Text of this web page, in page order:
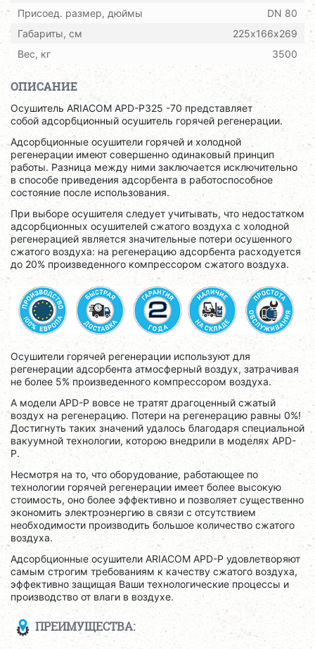
Присоед. размер, дюймы
DN 80
Габариты, см
225х166х269
Вес, кг
3500
ОПИСАНИЕ
Осушитель ARIACOM APD-P325 -70 представляет
собой адсорбционный осушитель горячей регенерации.
Адсорбционные осушители горячей и холодной
регенерации имеют совершенно одинаковый принцип
работы. Разница между ними заключается исключительно
в способе приведения адсорбента в работоспособное
состояние после использования.
При выборе осушителя следует учитывать, что недостатком
адсорбционных осушителей сжатого воздуха с холодной
регенерацией является значительные потери осушенного
сжатого воздуха: на регенерацию адсорбента расходуется
до 20% произведенного компрессором сжатого воздуха.
Осушители горячей регенерации используют для
регенерации адсорбента атмосферный воздух, затрачивая
не более 5% произведенного компрессором воздуха.
А модели APD-P вовсе не тратят драгоценный сжатый
воздух на регенерацию. Потери на регенерацию равны 0%!
Достигнуть таких значений удалось благодаря специальной
вакуумной технологии, которою внедрили в моделях APD-
P.
Несмотря на то, что оборудование, работающее по
технологии горячей регенерации имеет более высокую
стоимость, оно более эффективно и позволяет существенно
экономить электроэнергию в связи с отсутствием
необходимости производить большое количество сжатого
воздуха.
Адсорбционные осушители ARIACOM APD-P удовлетворяют
самым строгим требованиям к качеству сжатого воздуха,
эффективно защищая Ваши технологические процессы и
производство от влаги в воздухе.
ПРЕИМУЩЕСТВА: